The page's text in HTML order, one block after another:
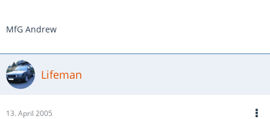
MfG Andrew
Lifeman
13. April 2005